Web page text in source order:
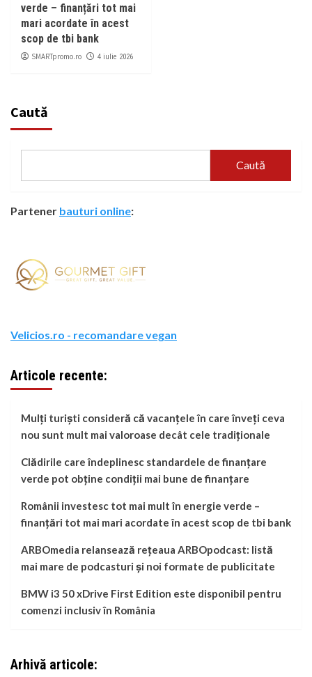
verde – finanțări tot mai
mari acordate în acest
scop de tbi bank
SMARTpromo.ro 4 iulie 2026
Caută
Caută
Partener bauturi online:
Velicios.ro - recomandare vegan
Articole recente:
Mulți turiști consideră că vacanțele în care înveți ceva
nou sunt mult mai valoroase decât cele tradiționale
Clădirile care îndeplinesc standardele de finanțare
verde pot obține condiții mai bune de finanțare
Românii investesc tot mai mult în energie verde –
finanțări tot mai mari acordate în acest scop de tbi bank
ARBOmedia relansează rețeaua ARBOpodcast: listă
mai mare de podcasturi și noi formate de publicitate
BMW i3 50 xDrive First Edition este disponibil pentru
comenzi inclusiv în România
Arhivă articole: